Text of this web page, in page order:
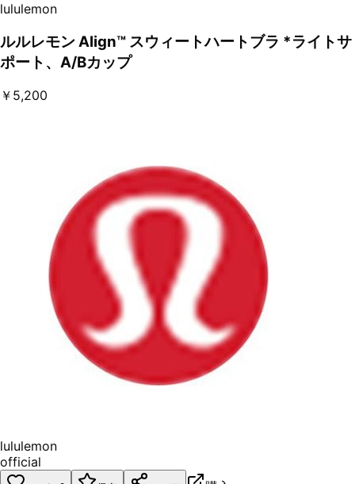
lululemon
ルルレモン Align™ スウィートハートブラ *ライトサ
ポート、A/Bカップ
￥5,200
lululemon
official